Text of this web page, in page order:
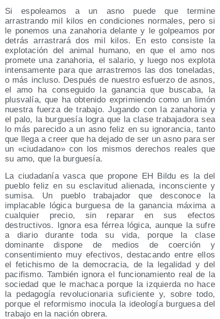
Si espoleamos a un asno puede que termine
arrastrando mil kilos en condiciones normales, pero si
le ponemos una zanahoria delante y le golpeamos por
detrás arrastrará dos mil kilos. En esto consiste la
explotación del animal humano, en que el amo nos
promete una zanahoria, el salario, y luego nos explota
intensamente para que arrastremos las dos toneladas,
o más incluso. Después de nuestro esfuerzo de asnos,
el amo ha conseguido la ganancia que buscaba, la
plusvalía, que ha obtenido exprimiendo como un limón
nuestra fuerza de trabajo. Jugando con la zanahoria y
el palo, la burguesía logra que la clase trabajadora sea
lo más parecido a un asno feliz en su ignorancia, tanto
que llega a creer que ha dejado de ser un asno para ser
un «ciudadano» con los mismos derechos reales que
su amo, que la burguesía.
La ciudadanía vasca que propone EH Bildu es la del
pueblo feliz en su esclavitud alienada, inconsciente y
sumisa. Un pueblo trabajador que desconoce la
implacable lógica burguesa de la ganancia máxima a
cualquier precio, sin reparar en sus efectos
destructivos. Ignora esa férrea lógica, aunque la sufre
a diario durante toda su vida, porque la clase
dominante dispone de medios de coerción y
consentimiento muy efectivos, destacando entre ellos
el fetichismo de la democracia, de la legalidad y del
pacifismo. También ignora el funcionamiento real de la
sociedad que le machaca porque la izquierda no hace
la pedagogía revolucionaria suficiente y, sobre todo,
porque el reformismo inocula la ideología burguesa del
trabajo en la nación obrera.